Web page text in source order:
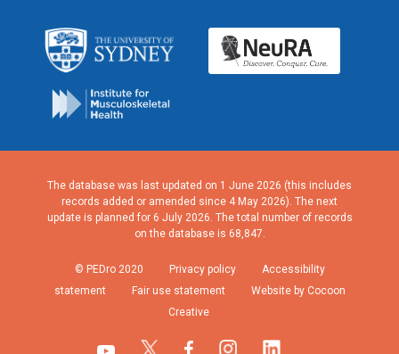
The database was last updated on 1 June 2026 (this includes
records added or amended since 4 May 2026). The next
update is planned for 6 July 2026. The total number of records
on the database is 68,847.
© PEDro 2020 Privacy policy
Accessibility
statement
Fair use statement
Website by Cocoon
Creative